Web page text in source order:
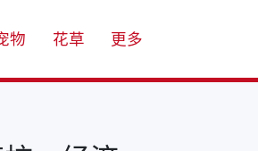
物 花草 更多